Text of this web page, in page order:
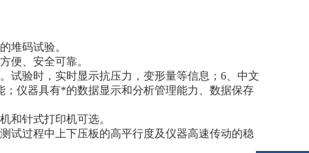
堆码试验。
便、安全可靠。
试验时，实时显示抗压力，变形量等信息； 6、 中文
仪器具有*的数据显示和分析管理能力、数据保存
和针式打印机可选。
试过程中上下压板的高平行度及仪器高速传动的稳